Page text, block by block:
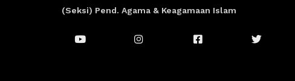
(Seksi) Pend. Agama & Keagamaan Islam